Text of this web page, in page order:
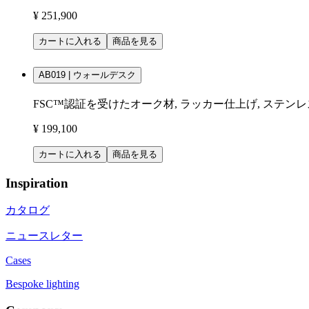
¥ 251,900
カートに入れる 商品を見る
AB019 | ウォールデスク
FSC™認証を受けたオーク材, ラッカー仕上げ, ステン
¥ 199,100
カートに入れる 商品を見る
Inspiration
カタログ
ニュースレター
Cases
Bespoke lighting